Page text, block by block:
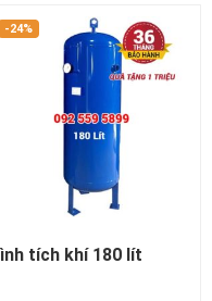
-24%
tích khí 180 lít